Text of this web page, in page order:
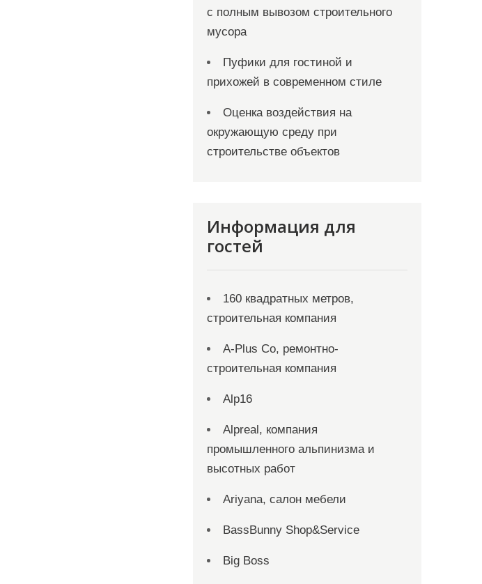
с полным вывозом строительного
мусора
Пуфики для гостиной и
прихожей в современном стиле
Оценка воздействия на
окружающую среду при
строительстве объектов
Информация для
гостей
160 квадратных метров,
строительная компания
A-Plus Co, ремонтно-
строительная компания
Alp16
Alpreal, компания
промышленного альпинизма и
высотных работ
Ariyana, салон мебели
BassBunny Shop&Service
Big Boss